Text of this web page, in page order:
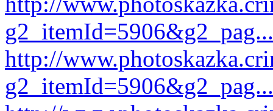
g2_itemId=5906&g2_pag...
http://
g2_itemId=5906&g2_pag...